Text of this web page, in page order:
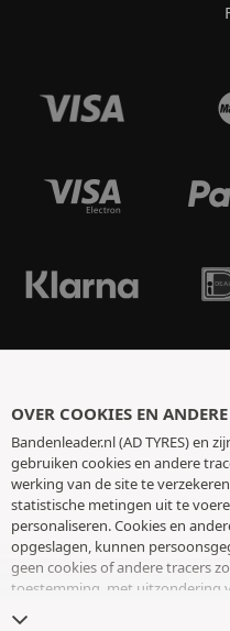
OVER COOKIES EN
Bandenleader.nl (AD TYRES) en
gebruiken cookies en andere
werking van de site te
statistische metingen uit te
personaliseren. Cookies en
opgeslagen, kunnen
geen cookies of andere tracers
toestemming, met uitzondering